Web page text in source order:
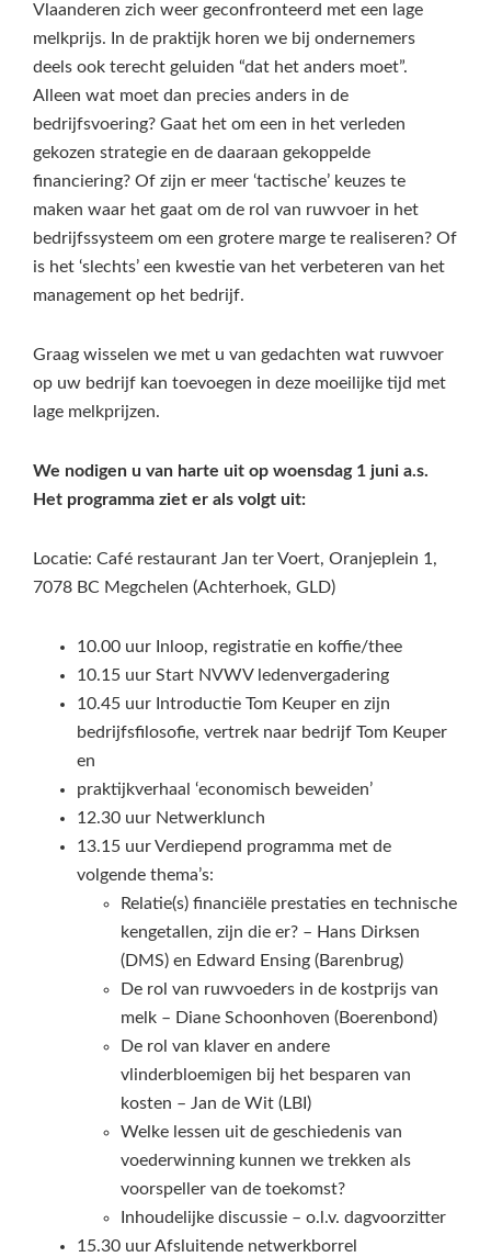
Vlaanderen zich weer geconfronteerd met een lage
melkprijs. In de praktijk horen we bij ondernemers
deels ook terecht geluiden “dat het anders moet”.
Alleen wat moet dan precies anders in de
bedrijfsvoering? Gaat het om een in het verleden
gekozen strategie en de daaraan gekoppelde
financiering? Of zijn er meer ‘tactische’ keuzes te
maken waar het gaat om de rol van ruwvoer in het
bedrijfssysteem om een grotere marge te realiseren? Of
is het ‘slechts’ een kwestie van het verbeteren van het
management op het bedrijf.
Graag wisselen we met u van gedachten wat ruwvoer
op uw bedrijf kan toevoegen in deze moeilijke tijd met
lage melkprijzen.
We nodigen u van harte uit op woensdag 1 juni a.s.
Het programma ziet er als volgt uit:
Locatie: Café restaurant Jan ter Voert, Oranjeplein 1,
7078 BC Megchelen (Achterhoek, GLD)
10.00 uur Inloop, registratie en koffie/thee
10.15 uur Start NVWV ledenvergadering
10.45 uur Introductie Tom Keuper en zijn
bedrijfsfilosofie, vertrek naar bedrijf Tom Keuper
en
praktijkverhaal ‘economisch beweiden’
12.30 uur Netwerklunch
13.15 uur Verdiepend programma met de
volgende thema’s:
Relatie(s) financiële prestaties en technische
kengetallen, zijn die er? – Hans Dirksen
(DMS) en Edward Ensing (Barenbrug)
De rol van ruwvoeders in de kostprijs van
melk – Diane Schoonhoven (Boerenbond)
De rol van klaver en andere
vlinderbloemigen bij het besparen van
kosten – Jan de Wit (LBI)
Welke lessen uit de geschiedenis van
voederwinning kunnen we trekken als
voorspeller van de toekomst?
Inhoudelijke discussie – o.l.v. dagvoorzitter
15.30 uur Afsluitende netwerkborrel